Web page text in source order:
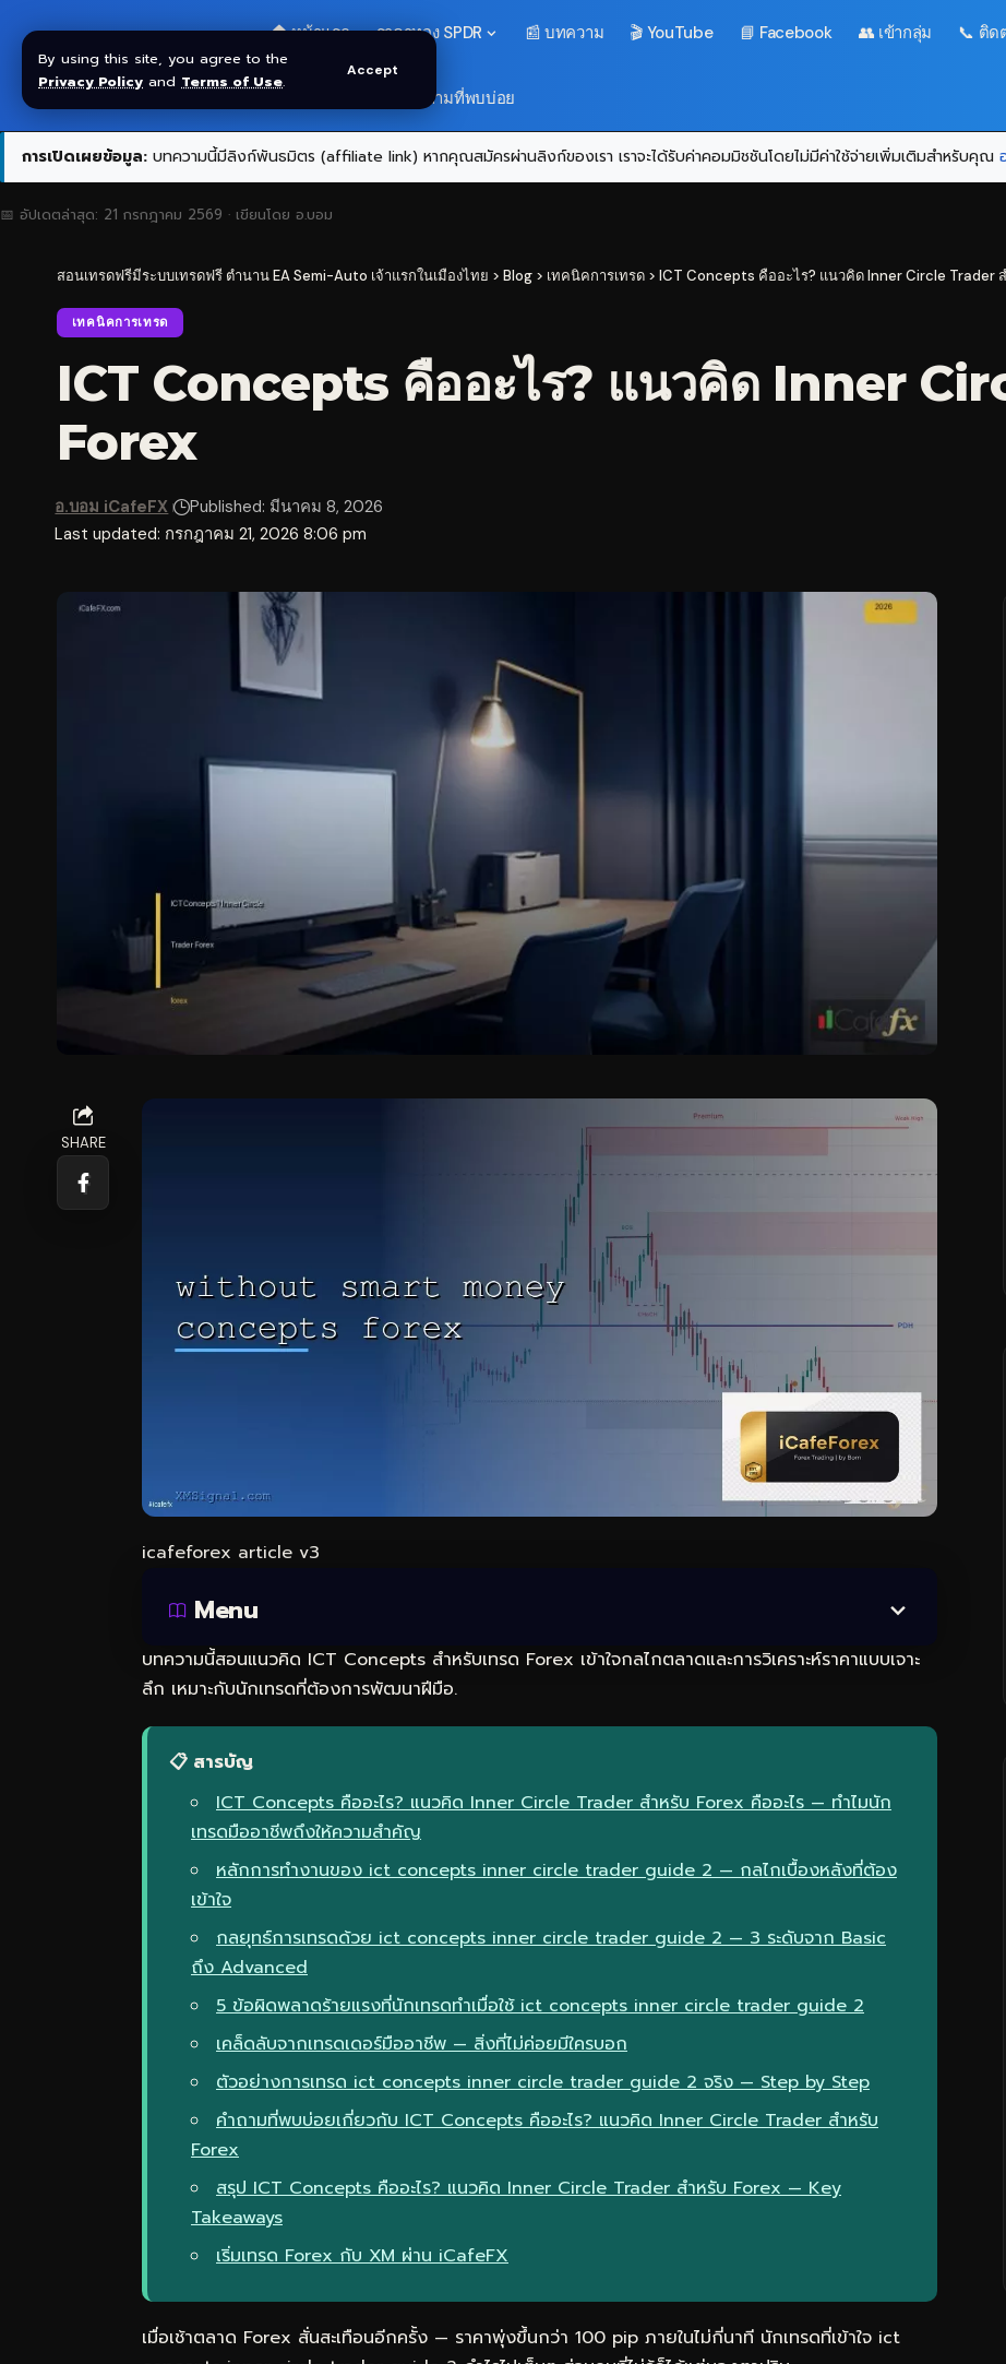
By using this site, you agree to the
Privacy Policy and Terms of Use.
Accept
🏠 หน้าแรก ราคาทอง SPDR 📰 บทความ 🎬 YouTube 📘 Facebook 👥 เข้ากลุ่ม 📞 ติด
❓ คำถามที่พบบ่อย
การเปิดเผยข้อมูล: บทความนี้มีลิงก์พันธมิตร (affiliate link) หากคุณสมัครผ่านลิงก์ของเรา เราจะได้รับค่าคอมมิชชันโดยไม่มีค่าใช้จ่ายเพิ่มเติมสำหรับคุณ
📅 อัปเดตล่าสุด: 21 กรกฎาคม 2569 · เขียนโดย อ.บอม
สอนเทรดฟรีมีระบบเทรดฟรี ตำนาน EA Semi-Auto เจ้าแรกในเมืองไทย > Blog > เทคนิคการเทรด > ICT Concepts คืออะไร? แนวคิด Inner Circle Trader
เทคนิคการเทรด
ICT Concepts คืออะไร? แนวคิด Inner
Forex
Last updated: กรกฎาคม 21, 2026 8:06 pm
อ.บอม iCafeFX Published: มีนาคม 8, 2026
SHARE
icafeforex article v3
Menu
บทความนี้สอนแนวคิด ICT Concepts สำหรับเทรด Forex เข้าใจกลไกตลาดและการวิเคราะห์ราคาแบบเจาะ
ลึก เหมาะกับนักเทรดที่ต้องการพัฒนาฝีมือ.
📋 สารบัญ
ICT Concepts คืออะไร? แนวคิด Inner Circle Trader สำหรับ Forex คืออะไร — ทำไมนัก
เทรดมืออาชีพถึงให้ความสำคัญ
หลักการทำงานของ ict concepts inner circle trader guide 2 — กลไกเบื้องหลังที่ต้อง
เข้าใจ
กลยุทธ์การเทรดด้วย ict concepts inner circle trader guide 2 — 3 ระดับจาก Basic
ถึง Advanced
5 ข้อผิดพลาดร้ายแรงที่นักเทรดทำเมื่อใช้ ict concepts inner circle trader guide 2
เคล็ดลับจากเทรดเดอร์มืออาชีพ — สิ่งที่ไม่ค่อยมีใครบอก
ตัวอย่างการเทรด ict concepts inner circle trader guide 2 จริง — Step by Step
คำถามที่พบบ่อยเกี่ยวกับ ICT Concepts คืออะไร? แนวคิด Inner Circle Trader สำหรับ
Forex
สรุป ICT Concepts คืออะไร? แนวคิด Inner Circle Trader สำหรับ Forex — Key
Takeaways
เริ่มเทรด Forex กับ XM ผ่าน iCafeFX
เมื่อเช้าตลาด Forex สั่นสะเทือนอีกครั้ง — ราคาพุ่งขึ้นกว่า 100 pip ภายในไม่กี่นาที นักเทรดที่เข้าใจ ict